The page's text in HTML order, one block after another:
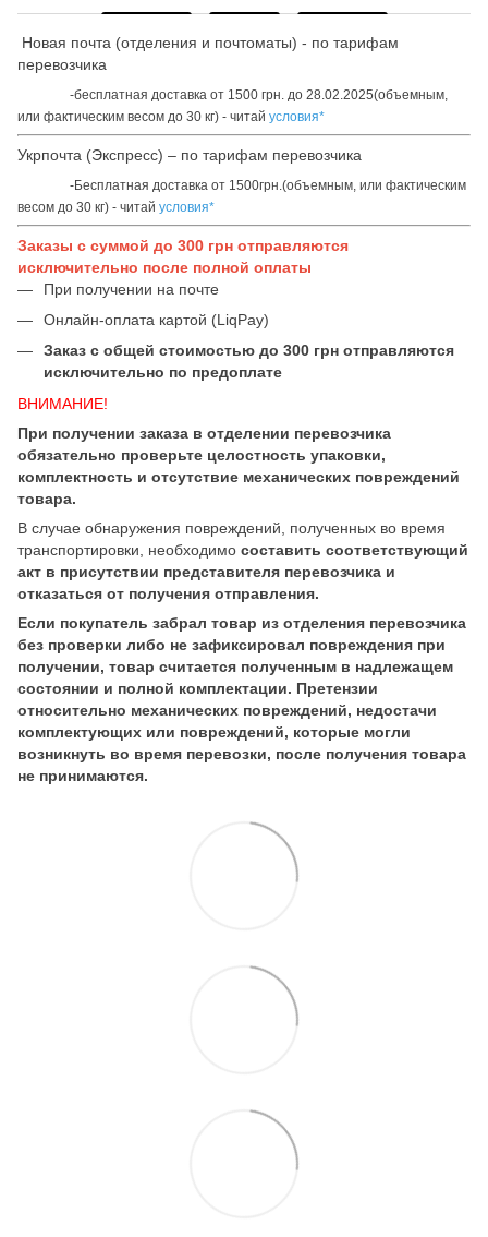
Новая почта (отделения и почтоматы) - по тарифам
перевозчика
-бесплатная доставка от 1500 грн. до 28.02.2025(объемным,
или фактическим весом до 30 кг) - читай условия*
Укрпочта (Экспресс) – по тарифам перевозчика
-Бесплатная доставка от 1500грн.(объемным, или фактическим
весом до 30 кг) - читай условия*
Заказы с суммой до 300 грн отправляются
исключительно после полной оплаты
При получении на почте
Онлайн-оплата картой (LiqPay)
Заказ с общей стоимостью до 300 грн отправляются
исключительно по предоплате
ВНИМАНИЕ!
При получении заказа в отделении перевозчика
обязательно проверьте целостность упаковки,
комплектность и отсутствие механических повреждений
товара.
В случае обнаружения повреждений, полученных во время
транспортировки, необходимо составить соответствующий
акт в присутствии представителя перевозчика и
отказаться от получения отправления.
Если покупатель забрал товар из отделения перевозчика
без проверки либо не зафиксировал повреждения при
получении, товар считается полученным в надлежащем
состоянии и полной комплектации. Претензии
относительно механических повреждений, недостачи
комплектующих или повреждений, которые могли
возникнуть во время перевозки, после получения товара
не принимаются.